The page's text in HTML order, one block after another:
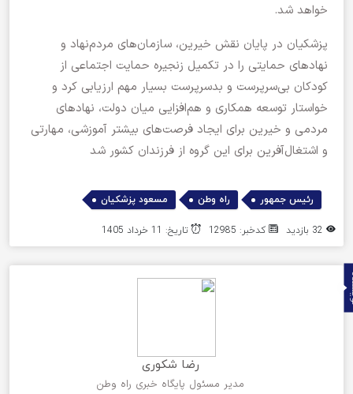
خواهد شد.
پزشکیان در پایان نقش خیرین، سازمان‌های مردم‌نهاد و
نهادهای حمایتی را در تکمیل زنجیره حمایت اجتماعی از
کودکان بی‌سرپرست و بدسرپرست بسیار مهم ارزیابی کرد و
خواستار توسعه همکاری و هم‌افزایی میان دولت، نهادهای
مردمی و خیرین برای ایجاد فرصت‌های بیشتر آموزشی، مهارتی
و اشتغال‌آفرین برای این گروه از فرزندان کشور شد
رئیس جمهور , راه وطن , مسعود پزشکیان
کدخبر: 12985 تاریخ: 11 خرداد 1405
رضا شکوری
مدیر مسئول پایگاه خبری راه وطن